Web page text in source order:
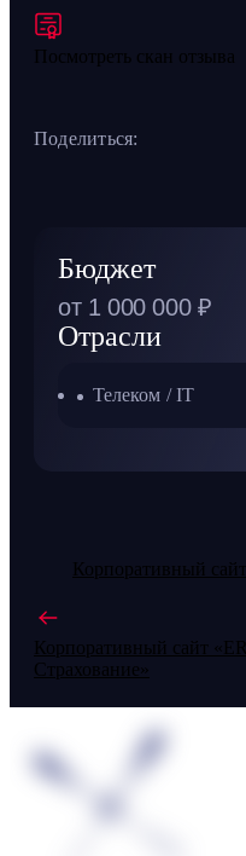
Посмотреть скан отзыва
Поделиться:
Бюджет
от 1 000 000 ₽
Отрасли
Телеком / IT
Корпоративный
Корпоративный сайт
Страхование»